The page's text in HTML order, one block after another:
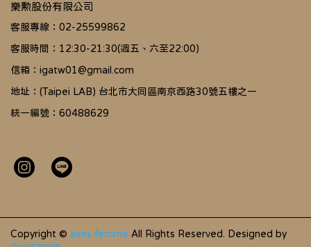
樂勲股份有限公司
客服專線：02-25599862
客服時間：12:30-21:30(週五、六至22:00)
信箱：igatw01@gmail.com
地址：(Taipei LAB) 台北市大同區南京西路30號五樓之一
統一編號：60488629
Copyright © axes femme All Rights Reserved. Designed by